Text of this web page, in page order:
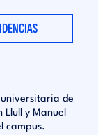
de
y Manuel
campus.